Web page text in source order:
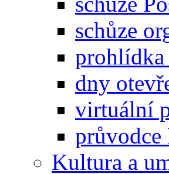
schůze
prohlídka
dny
virtuální
průvodce
Kultura a